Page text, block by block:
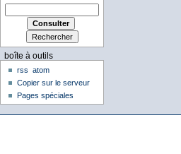
boîte à outils
rss
atom
Copier sur le serveur
Pages spéciales